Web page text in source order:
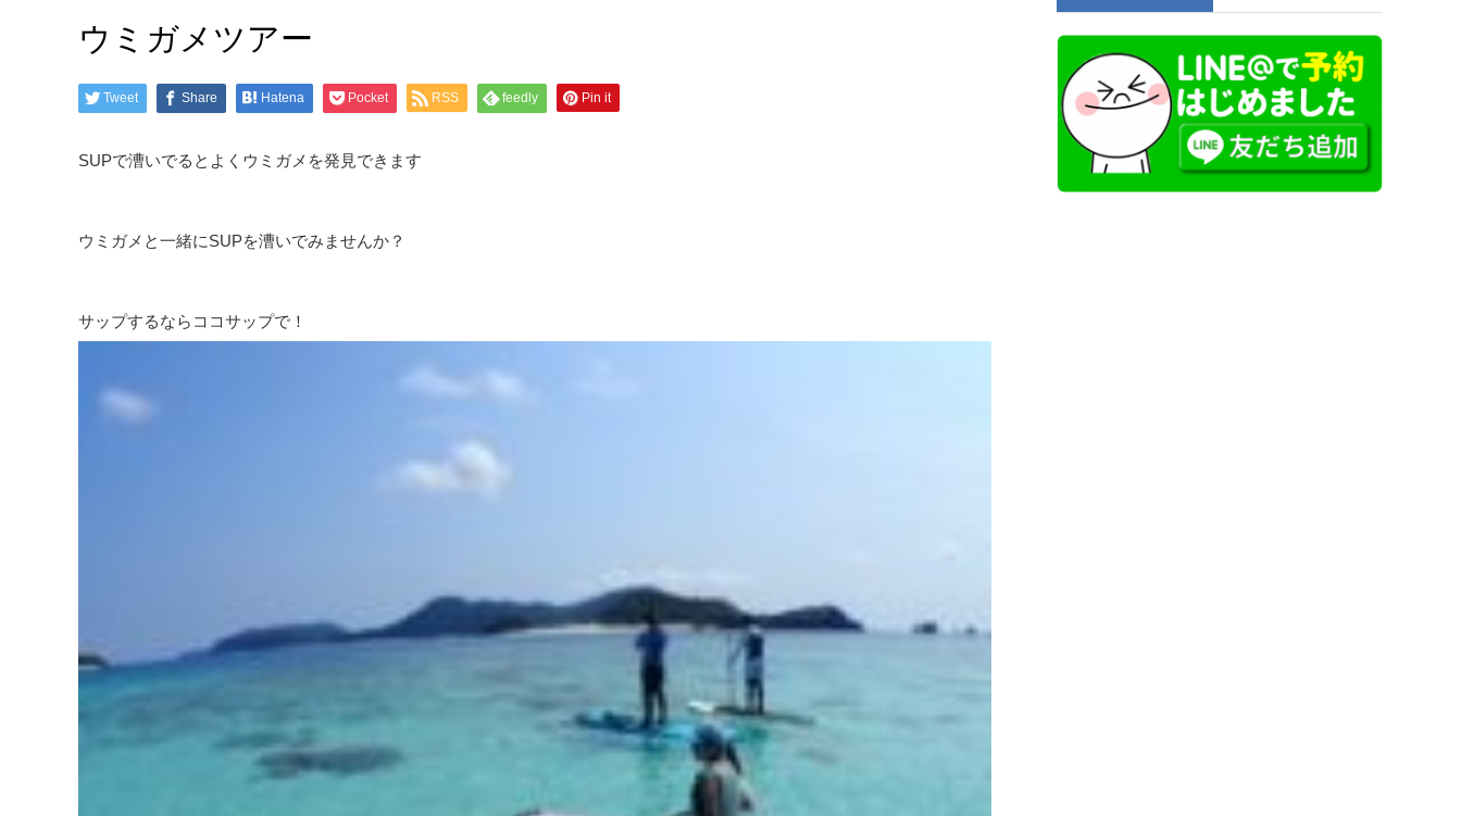
ウミガメツアー
Tweet Share Hatena Pocket RSS feedly Pin it
SUPで漕いでるとよくウミガメを発見できます
ウミガメと一緒にSUPを漕いでみませんか？
サップするならココサップで！